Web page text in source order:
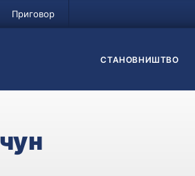
Приговор
СТАНОВНИШТВО